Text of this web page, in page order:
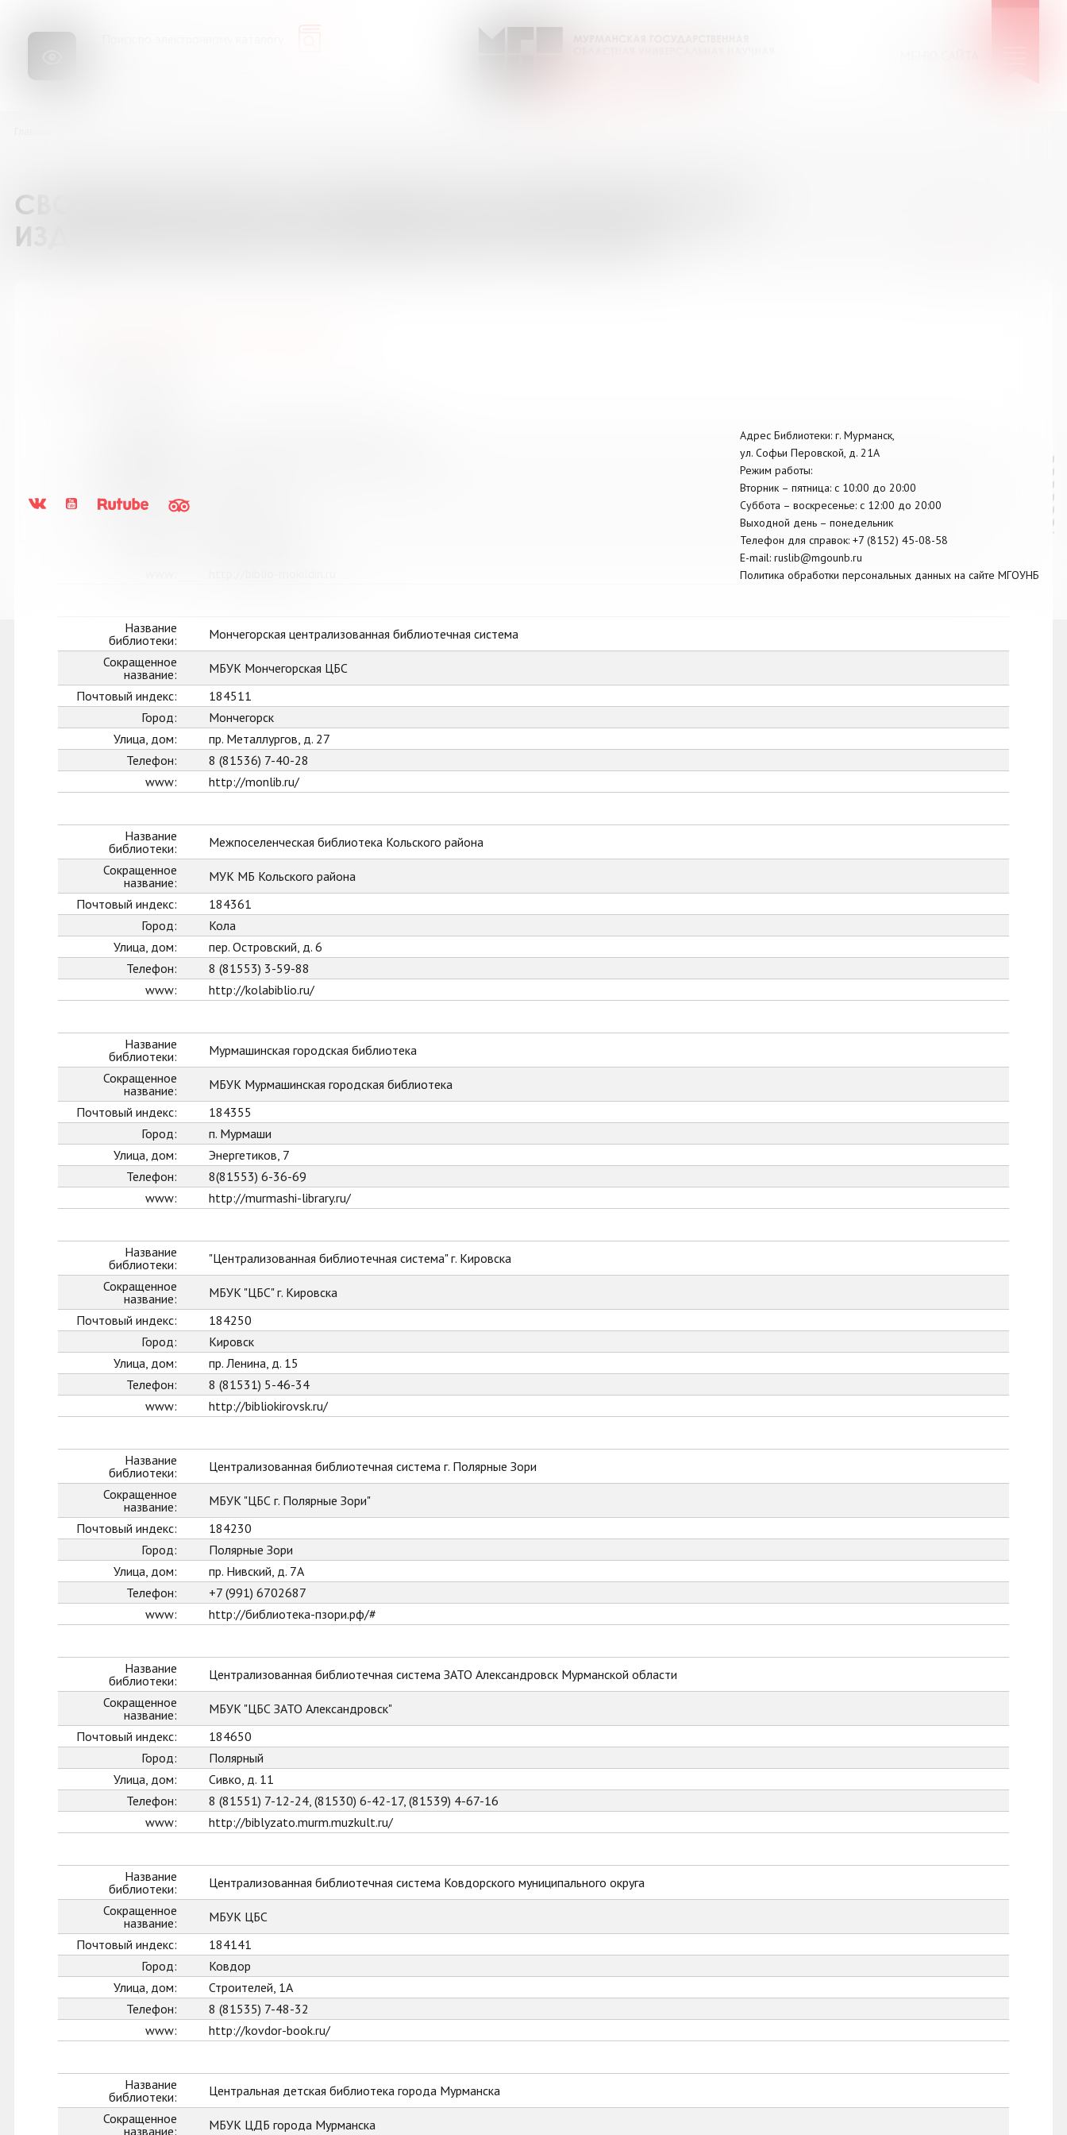
Адрес Библиотеки: г. Мурманск,
ул. Софьи Перовской, д. 21А
Режим работы:
Вторник – пятница: с 10:00 до 20:00
Суббота – воскресенье: c 12:00 до 20:00
Выходной день – понедельник
Телефон для справок: +7 (8152) 45-08-58
E-mail: ruslib@mgounb.ru
Политика обработки персональных данных на сайте МГОУНБ
СВОДНЫЙ КАТАЛОГ ПОДПИСКИ НА ПЕРИОДИЧЕСКИЕ
ИЗДАНИЯ БИБЛИОТЕК МУРМАНСКОЙ ОБЛАСТИ
Город:
Название
библиотеки:
Мончегорская централизованная библиотечная система
Сокращенное
название:
МБУК Мончегорская ЦБС
Почтовый индекс:
184511
Город:
Мончегорск
Улица, дом:
пр. Металлургов, д. 27
Телефон:
8 (81536) 7-40-28
www:
http://monlib.ru/
Название
библиотеки:
Межпоселенческая библиотека Кольского района
Сокращенное
название:
МУК МБ Кольского района
Почтовый индекс:
184361
Город:
Кола
Улица, дом:
пер. Островский, д. 6
Телефон:
8 (81553) 3-59-88
www:
http://kolabiblio.ru/
Название
библиотеки:
Мурмашинская городская библиотека
Сокращенное
название:
МБУК Мурмашинская городская библиотека
Почтовый индекс:
184355
Город:
п. Мурмаши
Улица, дом:
Энергетиков, 7
Телефон:
8(81553) 6-36-69
www:
http://murmashi-library.ru/
Название
библиотеки:
"Централизованная библиотечная система" г. Кировска
Сокращенное
название:
МБУК "ЦБС" г. Кировска
Почтовый индекс:
184250
Город:
Кировск
Улица, дом:
пр. Ленина, д. 15
Телефон:
8 (81531) 5-46-34
www:
http://bibliokirovsk.ru/
Название
библиотеки:
Централизованная библиотечная система г. Полярные Зори
Сокращенное
название:
МБУК "ЦБС г. Полярные Зори"
Почтовый индекс:
184230
Город:
Полярные Зори
Улица, дом:
пр. Нивский, д. 7А
Телефон:
+7 (991) 6702687
www:
http://библиотека-пзори.рф/#
Название
библиотеки:
Централизованная библиотечная система ЗАТО Александровск Мурманской области
Сокращенное
название:
МБУК "ЦБС ЗАТО Александровск"
Почтовый индекс:
184650
Город:
Полярный
Улица, дом:
Сивко, д. 11
Телефон:
8 (81551) 7-12-24, (81530) 6-42-17, (81539) 4-67-16
www:
http://biblyzato.murm.muzkult.ru/
Название
библиотеки:
Централизованная библиотечная система Ковдорского муниципального округа
Сокращенное
название:
МБУК ЦБС
Почтовый индекс:
184141
Город:
Ковдор
Улица, дом:
Строителей, 1А
Телефон:
8 (81535) 7-48-32
www:
http://kovdor-book.ru/
Название
библиотеки:
Центральная детская библиотека города Мурманска
Сокращенное
название:
МБУК ЦДБ города Мурманска